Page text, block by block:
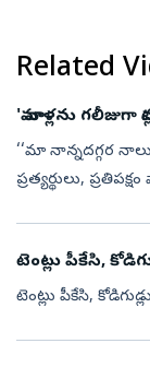
Related
'మా వాళ్లను
‘‘మా నాన్నదగ్గర
ప్రత్యర్థులు,
టెంట్లు పీకేసి,
టెంట్లు పీకేసి,